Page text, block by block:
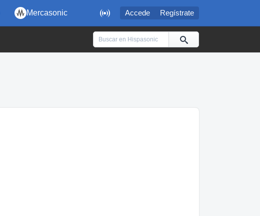
 Accede Regístrate
Mercasonic